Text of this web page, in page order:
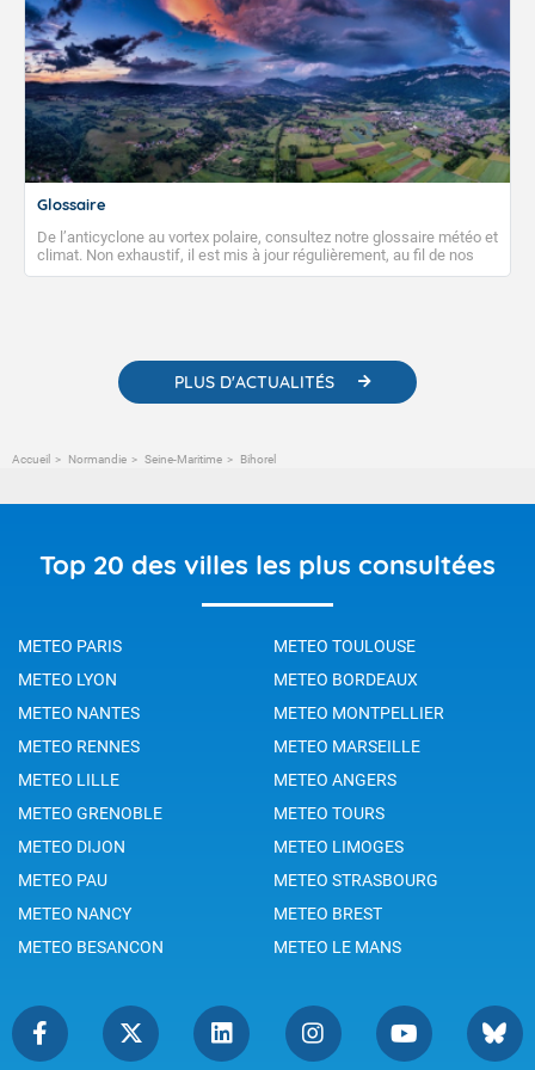
Glossaire
De l’anticyclone au vortex polaire, consultez notre glossaire météo et
climat. Non exhaustif, il est mis à jour régulièrement, au fil de nos
publications. Vous y trouverez également des liens utiles vers nos
PLUS D'ACTUALITÉS
Accueil Normandie Seine-Maritime Bihorel
Top 20 des villes les plus consultées
METEO PARIS
METEO TOULOUSE
METEO LYON
METEO BORDEAUX
METEO NANTES
METEO MONTPELLIER
METEO RENNES
METEO MARSEILLE
METEO LILLE
METEO ANGERS
METEO GRENOBLE
METEO TOURS
METEO DIJON
METEO LIMOGES
METEO PAU
METEO STRASBOURG
METEO NANCY
METEO BREST
METEO BESANCON
METEO LE MANS